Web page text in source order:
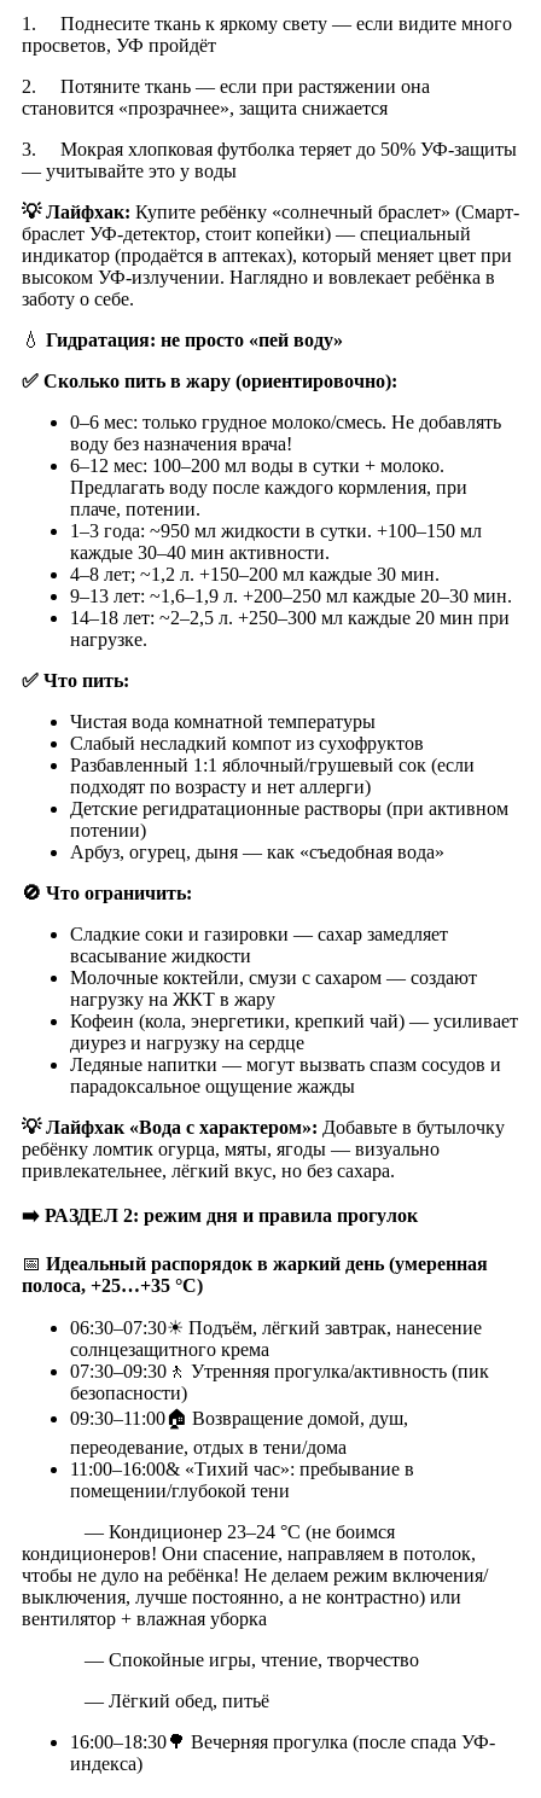
1. Поднесите ткань к яркому свету — если видите много
просветов, УФ пройдёт
2. Потяните ткань — если при растяжении она
становится «прозрачнее», защита снижается
3. Мокрая хлопковая футболка теряет до 50% УФ-защиты
— учитывайте это у воды
💡Лайфхак: Купите ребёнку «солнечный браслет» (Смарт-
браслет УФ-детектор, стоит копейки) — специальный
индикатор (продаётся в аптеках), который меняет цвет при
высоком УФ-излучении. Наглядно и вовлекает ребёнка в
заботу о себе.
💧 Гидратация: не просто «пей воду»
✅ Сколько пить в жару (ориентировочно):
0–6 мес: только грудное молоко/смесь. Не добавлять
воду без назначения врача!
6–12 мес: 100–200 мл воды в сутки + молоко.
Предлагать воду после каждого кормления, при
плаче, потении.
1–3 года: ~950 мл жидкости в сутки. +100–150 мл
каждые 30–40 мин активности.
4–8 лет; ~1,2 л. +150–200 мл каждые 30 мин.
9–13 лет: ~1,6–1,9 л. +200–250 мл каждые 20–30 мин.
14–18 лет: ~2–2,5 л. +250–300 мл каждые 20 мин при
нагрузке.
✅ Что пить:
Чистая вода комнатной температуры
Слабый несладкий компот из сухофруктов
Разбавленный 1:1 яблочный/грушевый сок (если
подходят по возрасту и нет аллерги)
Детские регидратационные растворы (при активном
потении)
Арбуз, огурец, дыня — как «съедобная вода»
🚫 Что ограничить:
Сладкие соки и газировки — сахар замедляет
всасывание жидкости
Молочные коктейли, смузи с сахаром — создают
нагрузку на ЖКТ в жару
Кофеин (кола, энергетики, крепкий чай) — усиливает
диурез и нагрузку на сердце
Ледяные напитки — могут вызвать спазм сосудов и
парадоксальное ощущение жажды
💡Лайфхак «Вода с характером»: Добавьте в бутылочку
ребёнку ломтик огурца, мяты, ягоды — визуально
привлекательнее, лёгкий вкус, но без сахара.
➡️ РАЗДЕЛ 2: режим дня и правила прогулок
📅 Идеальный распорядок в жаркий день (умеренная
полоса, +25…+35 °C)
06:30–07:30☀ Подъём, лёгкий завтрак, нанесение
солнцезащитного крема
07:30–09:30🚶‍ Утренняя прогулка/активность (пик
безопасности)
09:30–11:00🏠 Возвращение домой, душ,
переодевание, отдых в тени/дома
11:00–16:00& «Тихий час»: пребывание в
помещении/глубокой тени
— Кондиционер 23–24 °С (не боимся
кондиционеров! Они спасение, направляем в потолок,
чтобы не дуло на ребёнка! Не делаем режим включения/
выключения, лучше постоянно, а не контрастно) или
вентилятор + влажная уборка
— Спокойные игры, чтение, творчество
— Лёгкий обед, питьё
16:00–18:30🌳 Вечерняя прогулка (после спада УФ-
индекса)